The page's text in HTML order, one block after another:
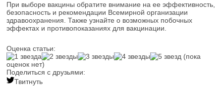
При выборе вакцины обратите внимание на ее эффективность,
безопасность и рекомендации Всемирной организации
здравоохранения. Также узнайте о возможных побочных
эффектах и противопоказаниях для вакцинации.
Оценка статьи:
(пока
оценок нет)
Поделиться с друзьями:
Твитнуть